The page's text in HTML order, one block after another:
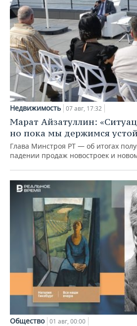
Недвижимость 07 авг, 17:32
Марат Айзатуллин:
но пока мы держимся
Глава Минстроя РТ — об итогах
падении продаж новостроек и
Общество 01 авг, 00:00